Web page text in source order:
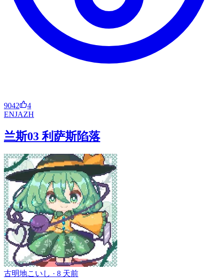
9042
4
ENJAZH
兰斯03 利萨斯陷落
古明地こいし · 8 天前